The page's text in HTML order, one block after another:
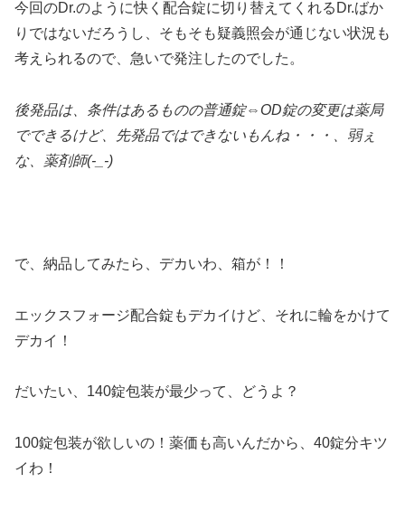
今回のDr.のように快く配合錠に切り替えてくれるDr.ばか
りではないだろうし、そもそも疑義照会が通じない状況も
考えられるので、急いで発注したのでした。
後発品は、条件はあるものの普通錠⇔OD錠の変更は薬局
でできるけど、先発品ではできないもんね・・・、弱ぇ
な、薬剤師(-_-)
で、納品してみたら、デカいわ、箱が！！
エックスフォージ配合錠もデカイけど、それに輪をかけて
デカイ！
だいたい、140錠包装が最少って、どうよ？
100錠包装が欲しいの！薬価も高いんだから、40錠分キツ
イわ！